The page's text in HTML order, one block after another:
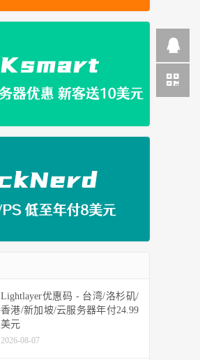
Lightlayer优惠码 - 台湾/洛杉矶/
香港/新加坡/云服务器年付24.99
美元
2026-08-07